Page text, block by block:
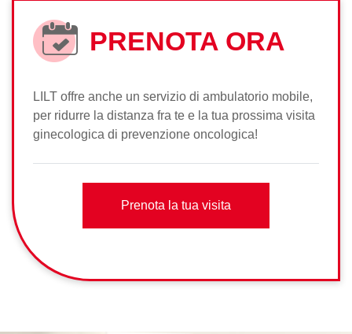
PRENOTA ORA
LILT offre anche un servizio di ambulatorio mobile,
per ridurre la distanza fra te e la tua prossima visita
ginecologica di prevenzione oncologica!
Prenota la tua visita